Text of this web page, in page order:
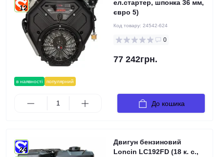
в наявності популярний
12
ел.стартер, шпонка 36 мм,
євро 5)
Код товару: 24542-624
0
77 242грн.
До кошика
24
Двигун бензиновий
Loncin LC192FD (18 к. с.,